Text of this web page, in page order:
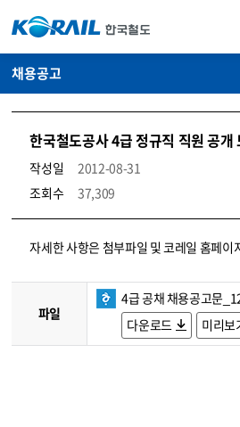
채용공고
한국철도공사 4급 정규직 직원 공개
작성일
2012-08-31
조회수
37,309
코레일소개_경영공시_채용공고 상세보기 – 내용, 파일, 담당자 연락처로 구성
자세한 사항은 첨부파일 및 코레일 홈페이
파일
4급 공채 채용공고문
다운로드
미리보